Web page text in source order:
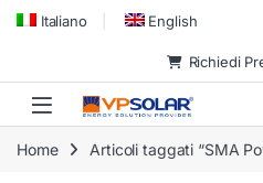
Skip to navigation
Skip to content
Italiano English
Richiedi
Home Articoli taggati “SMA